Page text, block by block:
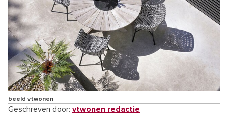
beeld vtwonen
Geschreven door: vtwonen redactie